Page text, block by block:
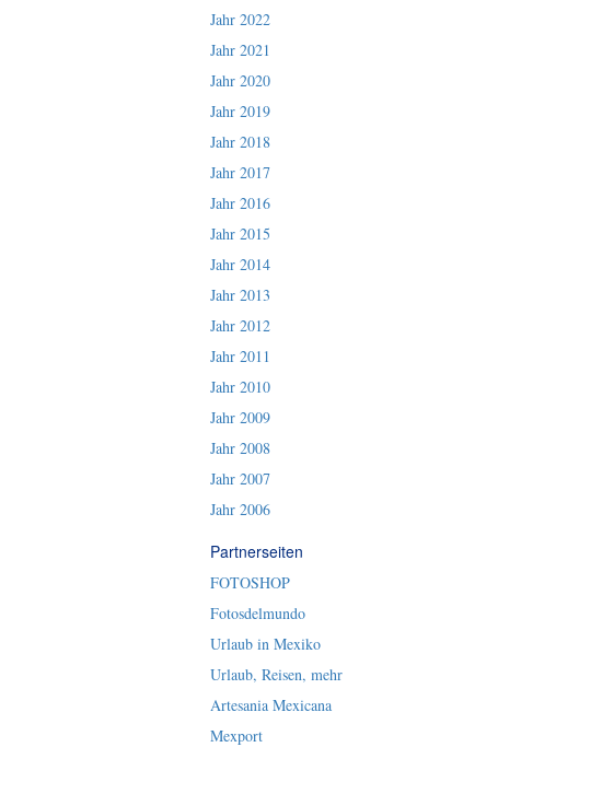
Jahr 2022
Jahr 2021
Jahr 2020
Jahr 2019
Jahr 2018
Jahr 2017
Jahr 2016
Jahr 2015
Jahr 2014
Jahr 2013
Jahr 2012
Jahr 2011
Jahr 2010
Jahr 2009
Jahr 2008
Jahr 2007
Jahr 2006
Partnerseiten
FOTOSHOP
Fotosdelmundo
Urlaub in Mexiko
Urlaub, Reisen, mehr
Artesania Mexicana
Mexport